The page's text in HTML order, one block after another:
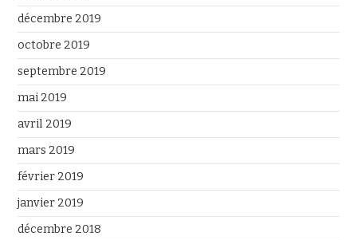
décembre 2019
octobre 2019
septembre 2019
mai 2019
avril 2019
mars 2019
février 2019
janvier 2019
décembre 2018